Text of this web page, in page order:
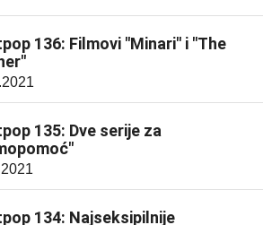
136: Filmovi "Minari" i "The
135: Dve serije za
134: Najseksipilnije